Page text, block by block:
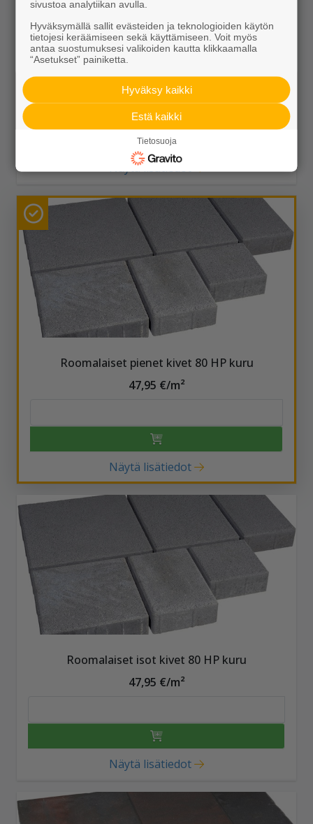
Roomalaiset isot kivet 80 HP autere
47,95 €/m²
Näytä lisätiedot
Roomalaiset pienet kivet 80 HP kuru
47,95 €/m²
Näytä lisätiedot
Roomalaiset isot kivet 80 HP kuru
47,95 €/m²
Näytä lisätiedot
sivustoa analytiikan avulla.
Hyväksymällä sallit evästeiden ja teknologioiden käytön
tietojesi keräämiseen sekä käyttämiseen. Voit myös
antaa suostumuksesi valikoiden kautta klikkaamalla
“Asetukset” painiketta.
Hyväksy kaikki
Estä kaikki
Tietosuoja